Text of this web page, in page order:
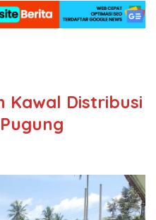
Kawal Distribusi